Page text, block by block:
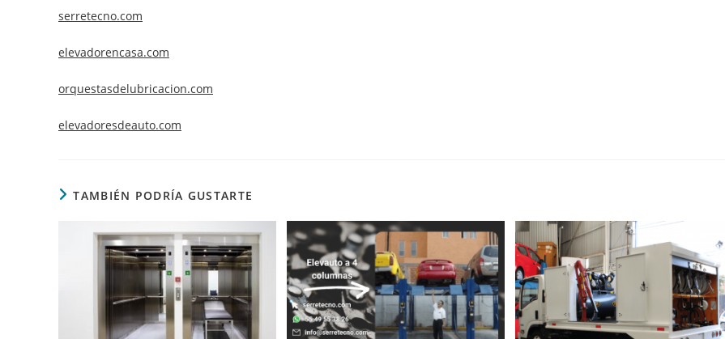
serretecno.com
elevadorencasa.com
orquestasdelubricacion.com
elevadoresdeauto.com
TAMBIÉN PODRÍA GUSTARTE